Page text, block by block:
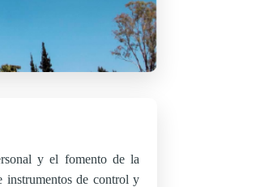
y el fomento de la
instrumentos de control y